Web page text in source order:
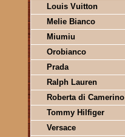
Louis Vuitton
Melie Bianco
Miumiu
Orobianco
Prada
Ralph Lauren
Roberta di Camerino
Tommy Hilfiger
Versace